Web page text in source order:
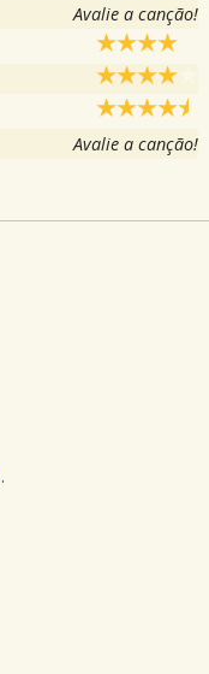
Avalie a canção!
Avalie a canção!
.